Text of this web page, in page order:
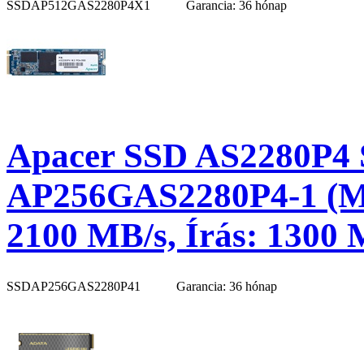
SSDAP512GAS2280P4X1 Garancia: 36 hónap
Apacer SSD AS2280P4
AP256GAS2280P4-1
2100 MB/s, Írás: 1300
SSDAP256GAS2280P41 Garancia: 36 hónap